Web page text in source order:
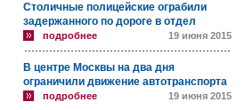
Столичные полицейские ограбили
задержанного по дороге в отдел
подробнее 19 июня 2015
В центре Москвы на два дня
ограничили движение автотранспорта
подробнее 19 июня 2015